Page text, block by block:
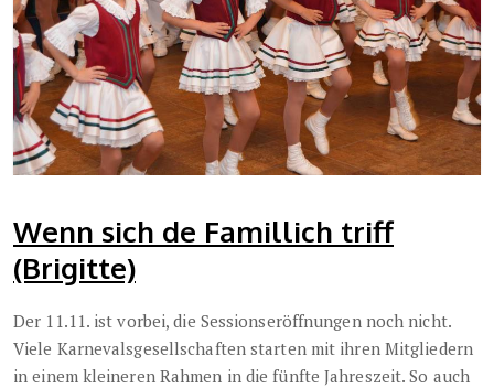
Wenn sich de Famillich triff
(Brigitte)
Der 11.11. ist vorbei, die Sessionseröffnungen noch nicht.
Viele Karnevalsgesellschaften starten mit ihren Mitgliedern
in einem kleineren Rahmen in die fünfte Jahreszeit. So auch